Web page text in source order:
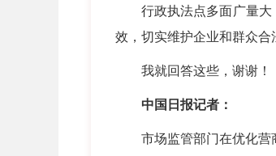
行政执法点多面广量大，
效，切实维护企业和群众合
我就回答这些，谢谢！
中国日报记者：
市场监管部门在优化营商